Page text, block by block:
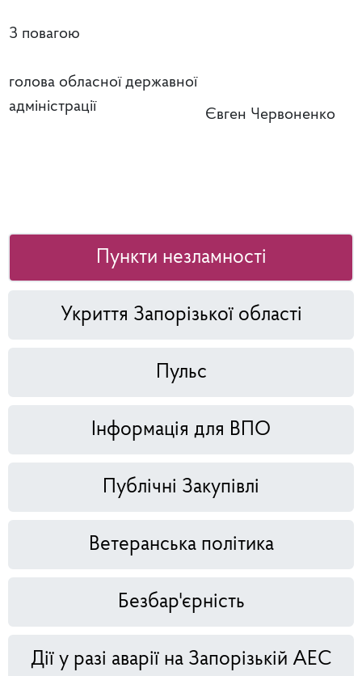
З повагою
голова обласної державної
адміністрації
Євген Червоненко
Пункти незламності
Укриття Запорізької області
Пульс
Інформація для ВПО
Публічні Закупівлі
Ветеранська політика
Безбар'єрність
Дії у разі аварії на Запорізькій АЕС